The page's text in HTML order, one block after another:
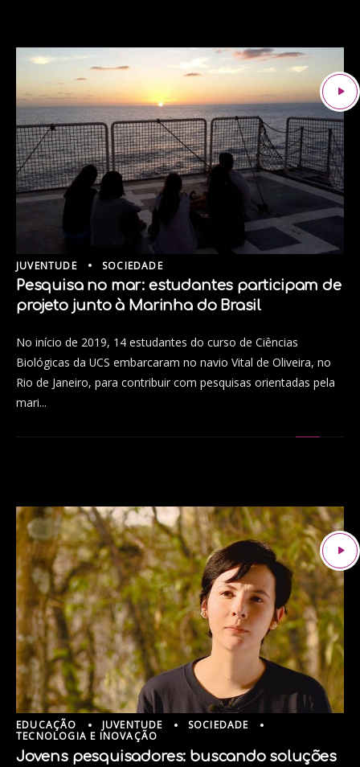
JUVENTUDE SOCIEDADE
Pesquisa no mar: estudantes participam de
projeto junto à Marinha do Brasil
No início de 2019, 14 estudantes do curso de Ciências
Biológicas da UCS embarcaram no navio Vital de Oliveira, no
Rio de Janeiro, para contribuir com pesquisas orientadas pela
mari...
EDUCAÇÃO JUVENTUDE
SOCIEDADE
TECNOLOGIA E INOVAÇÃO
Jovens pesquisadores: buscando soluções